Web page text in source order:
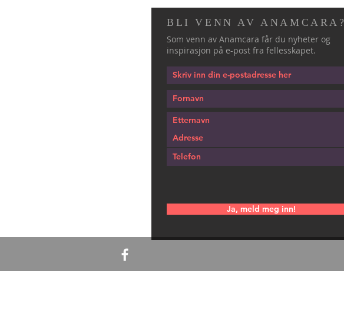
BLI VENN AV ANAMCARA?
Som venn av Anamcara får du nyheter og
inspirasjon på e-post fra fellesskapet.
Ja, meld meg inn!